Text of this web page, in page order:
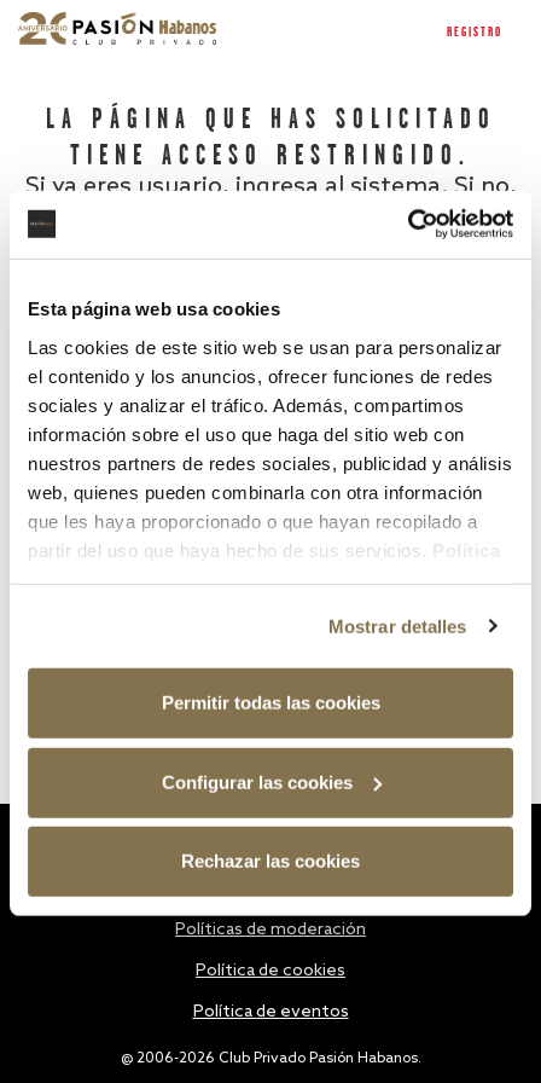
Esta página web usa cookies
Las cookies de este sitio web se usan para personalizar
el contenido y los anuncios, ofrecer funciones de redes
sociales y analizar el tráfico. Además, compartimos
información sobre el uso que haga del sitio web con
nuestros partners de redes sociales, publicidad y análisis
web, quienes pueden combinarla con otra información
que les haya proporcionado o que hayan recopilado a
partir del uso que haya hecho de sus servicios. Política
Mostrar detalles
Permitir todas las cookies
Configurar las cookies
Rechazar las cookies
REGISTRO
LA PÁGINA QUE HAS SOLICITADO
TIENE ACCESO RESTRINGIDO.
Si ya eres usuario, ingresa al sistema. Si no,
¿Has olvidado tu contraseña?
@ 2006-2026 Club Privado Pasión Habanos.
Políticas de moderación
Política de cookies
Política de eventos